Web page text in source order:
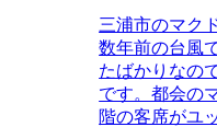
三浦市のマク
数年前の台風
たばかりなの
です。都会の
階の客席がユ